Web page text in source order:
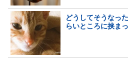
どうしてそうなっ
らいところに挟まっ